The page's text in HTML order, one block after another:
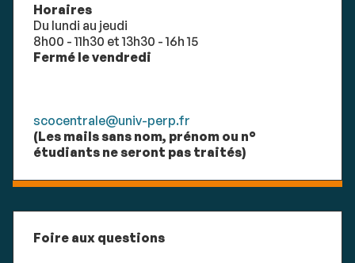
Horaires
Du lundi au jeudi
8h00 - 11h30 et 13h30 - 16h 15
Fermé le vendredi
scocentrale@univ-perp.fr
(Les mails sans nom, prénom ou n°
étudiants ne seront pas traités)
Foire aux questions